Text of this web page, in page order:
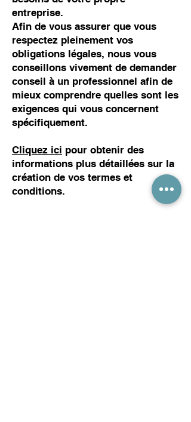
entreprise.
Afin de vous assurer que vous
respectez pleinement vos
obligations légales, nous vous
conseillons vivement de demander
conseil à un professionnel afin de
mieux comprendre quelles sont les
exigences qui vous concernent
spécifiquement.
Cliquez ici pour obtenir des
informations plus détaillées sur la
création de vos termes et
conditions.